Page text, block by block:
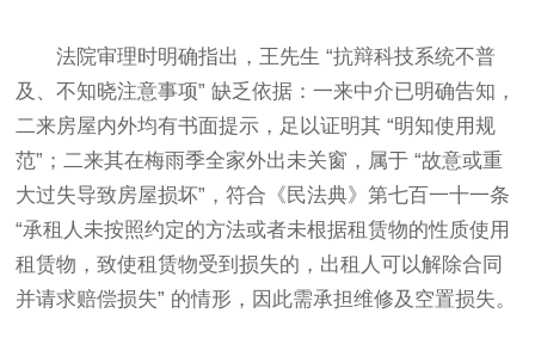
法院审理时明确指出，王先生 “抗辩科技系统不普
及、不知晓注意事项” 缺乏依据：一来中介已明确告知，
二来房屋内外均有书面提示，足以证明其 “明知使用规
范”；二来其在梅雨季全家外出未关窗，属于 “故意或重
大过失导致房屋损坏”，符合《民法典》第七百一十一条
“承租人未按照约定的方法或者未根据租赁物的性质使用
租赁物，致使租赁物受到损失的，出租人可以解除合同
并请求赔偿损失” 的情形，因此需承担维修及空置损失。​